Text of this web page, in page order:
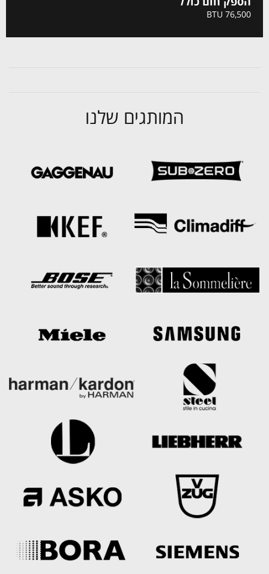
76,500 BTU
המותגים שלנו